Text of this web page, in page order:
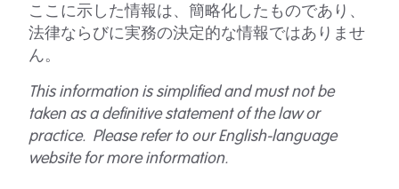
ここに示した情報は、簡略化したものであり、
法律ならびに実務の決定的な情報ではありませ
ん。
This information is simplified and must not be
taken as a definitive statement of the law or
practice. Please refer to our English-language
website for more information.